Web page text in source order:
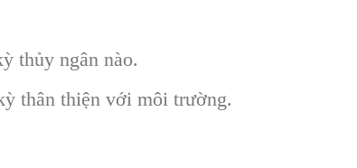
thủy ngân nào.
thân thiện với môi trường.